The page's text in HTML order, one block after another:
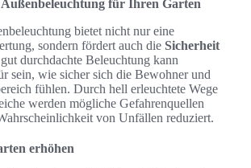
für Ihren Garten
bietet nicht nur eine
sondern fördert auch die Sicherheit
durchdachte Beleuchtung kann
sein, wie sicher sich die Bewohner und
fühlen. Durch hell erleuchtete Wege
werden mögliche Gefahrenquellen
von Unfällen reduziert.
erhöhen